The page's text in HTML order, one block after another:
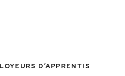
D’APPRENTIS